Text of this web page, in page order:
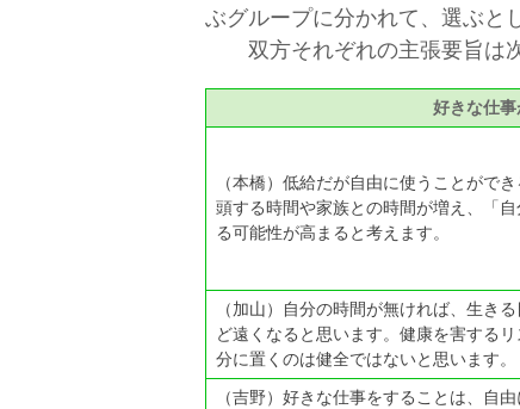
ぶグループに分かれて、選ぶと
双方それぞれの主張要旨は次
好きな仕
（本橋）低給だが自由に使うことがで
頭する時間や家族との時間が増え、「
る可能性が高まると考えます。
（加山）自分の時間が無ければ、生き
ど遠くなると思います。健康を害する
分に置くのは健全ではないと思います。
（吉野）好きな仕事をすることは、自